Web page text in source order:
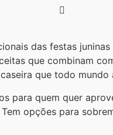
das festas
que combinam
que todo mundo
para quem quer
opções para